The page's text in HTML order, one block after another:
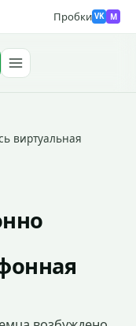
Пробки VK M
виртуальная